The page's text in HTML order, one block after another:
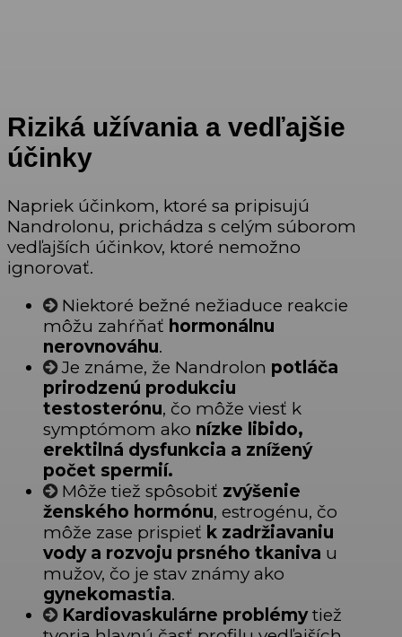
Riziká užívania a vedľajšie
účinky
Napriek účinkom, ktoré sa pripisujú
Nandrolonu, prichádza s celým súborom
vedľajších účinkov, ktoré nemožno
ignorovať.
Niektoré bežné nežiaduce reakcie
môžu zahŕňať hormonálnu
nerovnováhu.
Je známe, že Nandrolon potláča
prirodzenú produkciu
testosterónu, čo môže viesť k
symptómom ako nízke libido,
erektilná dysfunkcia a znížený
počet spermií.
Môže tiež spôsobiť zvýšenie
ženského hormónu, estrogénu, čo
môže zase prispieť k zadržiavaniu
vody a rozvoju prsného tkaniva u
mužov, čo je stav známy ako
gynekomastia.
Kardiovaskulárne problémytiež